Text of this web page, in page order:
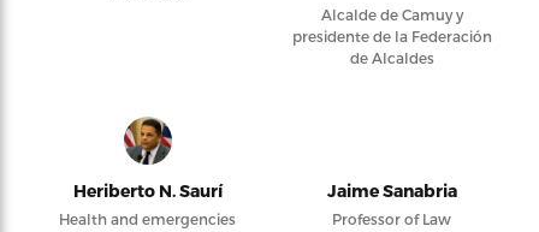
Alcalde de Camuy y
presidente de la Federación
de Alcaldes
Heriberto N. Saurí
Health and emergencies
Jaime Sanabria
Professor of Law